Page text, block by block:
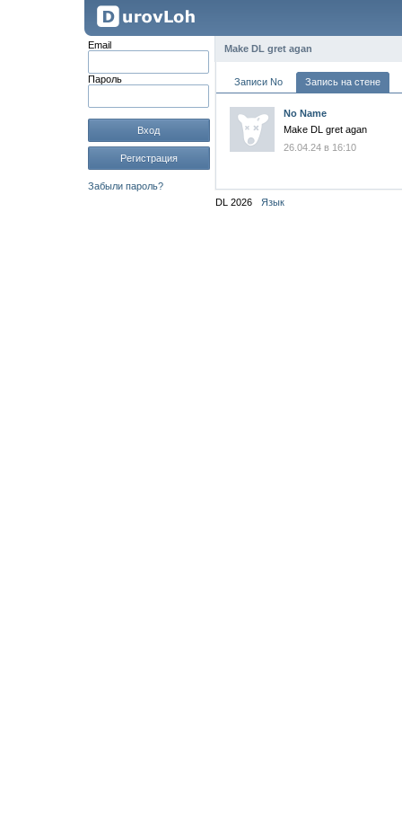
Email
Пароль
Вход
Регистрация
Забыли пароль?
Make DL gret agan
Записи No Запись на стене
No Name
Make DL gret agan
26.04.24 в 16:10
DL 2026 Язык